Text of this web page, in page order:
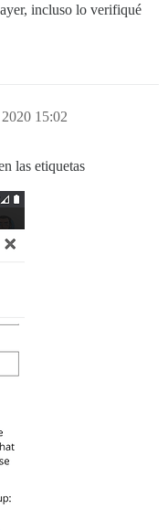
incluso lo verifiqué
15:02
las etiquetas